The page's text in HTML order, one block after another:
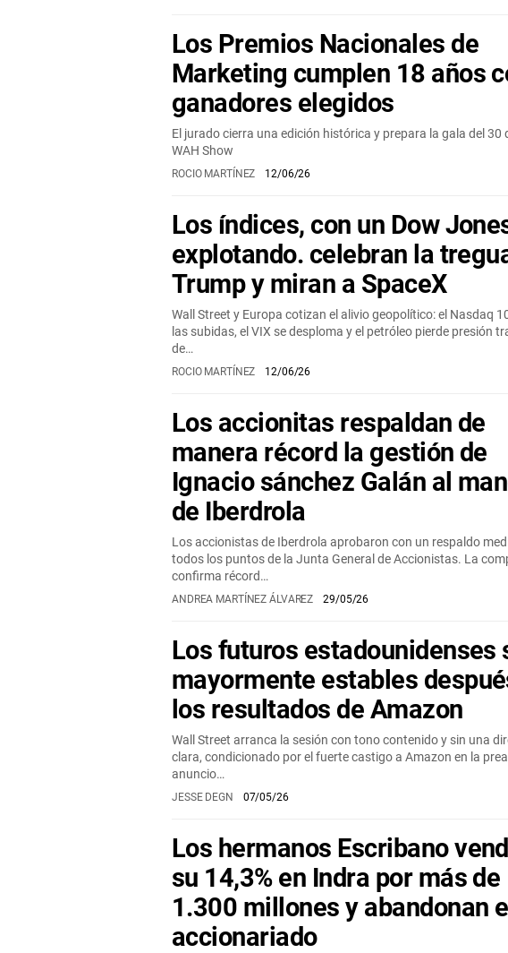
Los Premios Nacionales de
Marketing cumplen 18 años
ganadores elegidos
El jurado cierra una edición histórica y prepara la gala del 30
WAH Show
ROCIO MARTÍNEZ 12/06/26
Los índices, con un Dow
explotando. celebran la
Trump y miran a SpaceX
Wall Street y Europa cotizan el alivio geopolítico: el Nasdaq
las subidas, el VIX se desploma y el petróleo pierde presión
de…
ROCIO MARTÍNEZ 12/06/26
Los accionitas respaldan de
manera récord la gestión de
Ignacio sánchez Galán al
de Iberdrola
Los accionistas de Iberdrola aprobaron con un respaldo
todos los puntos de la Junta General de Accionistas. La
confirma récord…
ANDREA MARTÍNEZ ÁLVAREZ 29/05/26
Los futuros estadounidenses
mayormente estables
los resultados de Amazon
Wall Street arranca la sesión con tono contenido y sin una
clara, condicionado por el fuerte castigo a Amazon en la
anuncio…
JESSE DEGN 07/05/26
Los hermanos Escribano
su 14,3% en Indra por más de
1.300 millones y abandonan el
accionariado